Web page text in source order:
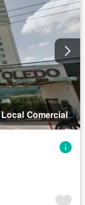
Local Comercial